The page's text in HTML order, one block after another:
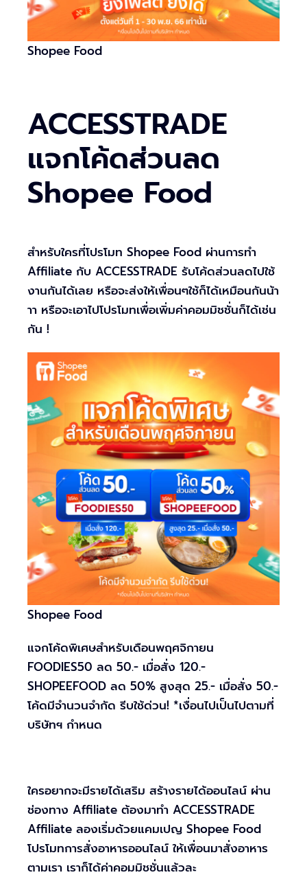
Shopee Food
ACCESSTRADE
แจกโค้ดส่วนลด
Shopee Food
สำหรับใครที่โปรโมท Shopee Food ผ่านการทำ
Affiliate กับ ACCESSTRADE รับโค้ดส่วนลดไปใช้
งานกันได้เลย หรือจะส่งให้เพื่อนๆใช้ก็ได้เหมือนกันน้า
าา หรือจะเอาไปโปรโมทเพื่อเพิ่มค่าคอมมิชชั่นก็ได้เช่น
กัน !
Shopee Food
แจกโค้ดพิเศษสำหรับเดือนพฤศจิกายน
FOODIES50 ลด 50.- เมื่อสั่ง 120.-
SHOPEEFOOD ลด 50% สูงสุด 25.- เมื่อสั่ง 50.-
โค้ดมีจำนวนจำกัด รีบใช้ด่วน! *เงื่อนไปเป็นไปตามที่
บริษัทฯ กำหนด
ใครอยากจะมีรายได้เสริม สร้างรายได้ออนไลน์ ผ่าน
ช่องทาง Affiliate ต้องมาทำ ACCESSTRADE
Affiliate ลองเริ่มด้วยแคมเปญ Shopee Food
โปรโมทการสั่งอาหารออนไลน์ ให้เพื่อนมาสั่งอาหาร
ตามเรา เราก็ได้ค่าคอมมิชชั่นแล้วละ